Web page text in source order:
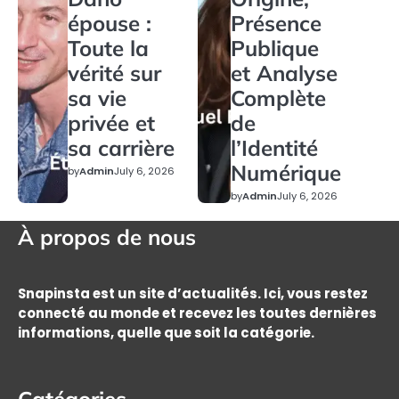
épouse :
Toute la
vérité sur
sa vie
privée et
sa carrière
byAdminJuly 6, 2026
Présence
Publique
et Analyse
Complète
de
l’Identité
Numérique
byAdminJuly 6, 2026
À propos de nous
Snapinsta est un site d’actualités. Ici, vous restez
connecté au monde et recevez les toutes dernières
informations, quelle que soit la catégorie.